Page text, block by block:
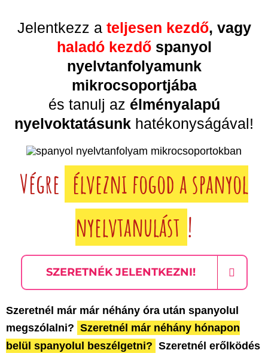
Jelentkezz a teljesen kezdő, vagy
haladó kezdőspanyol
nyelvtanfolyamunk
mikrocsoportjába
és tanulj az élményalapú
nyelvoktatásunk hatékonyságával!
Végre élvezni fogod a spanyol
nyelvtanulást !
SZERETNÉK JELENTKEZNI!
Szeretnél már már néhány óra után spanyolul
megszólalni? Szeretnél már néhány hónapon
belül spanyolul beszélgetni? Szeretnél erőlködés